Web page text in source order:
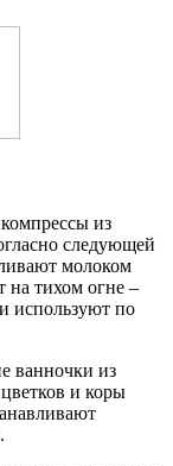
из
следующей
молоком
на тихом огне –
используют по
ванночки из
и коры